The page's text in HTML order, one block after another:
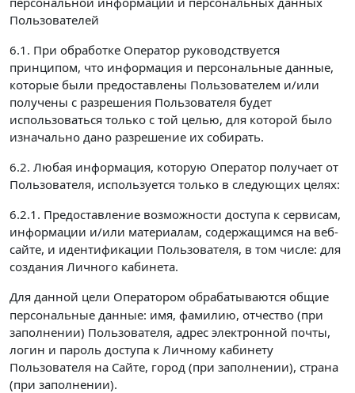
Пользователей
6.1. При обработке Оператор руководствуется
принципом, что информация и персональные данные,
которые были предоставлены Пользователем и/или
получены с разрешения Пользователя будет
использоваться только с той целью, для которой было
изначально дано разрешение их собирать.
6.2. Любая информация, которую Оператор получает от
Пользователя, используется только в следующих целях:
6.2.1. Предоставление возможности доступа к сервисам,
информации и/или материалам, содержащимся на веб-
сайте, и идентификации Пользователя, в том числе: для
создания Личного кабинета.
Для данной цели Оператором обрабатываются общие
персональные данные: имя, фамилию, отчество (при
заполнении) Пользователя, адрес электронной почты,
логин и пароль доступа к Личному кабинету
Пользователя на Сайте, город (при заполнении), страна
(при заполнении).